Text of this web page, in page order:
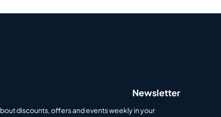
Newsletter
discounts, offers and events weekly in your